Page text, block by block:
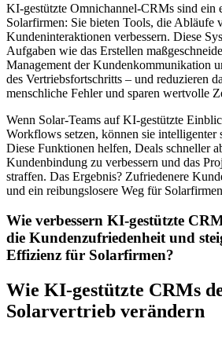
KI-gestützte Omnichannel-CRMs sind ein
Solarfirmen: Sie bieten Tools, die Abläufe
Kundeninteraktionen verbessern. Diese
Aufgaben wie das Erstellen
Management der Kundenkommunikation
des Vertriebsfortschritts – und reduzieren
menschliche Fehler und sparen wertvolle
Wenn Solar-Teams auf KI-gestützte
Workflows setzen, können sie intelligenter
Diese Funktionen helfen, Deals schneller
Kundenbindung zu verbessern und das
straffen. Das Ergebnis? Zufriedenere
und ein reibungslosere Weg für
Wie verbessern KI-gestützte
die Kundenzufriedenheit und
Effizienz für Solarfirmen?
Wie KI-gestützte CRMs
Solarvertrieb verändern